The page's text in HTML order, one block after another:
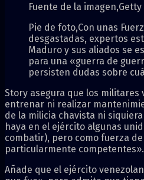
Fuente de la imagen,Getty
Pie de foto,Con unas
desgastadas, expertos
Maduro y sus aliados se
para una «guerra de
persisten dudas sobre
Story asegura que los militares
entrenar ni realizar
de la milicia chavista ni
haya en el ejército algunas
combatir), pero como fuerza
particularmente competentes».
Añade que el ejército